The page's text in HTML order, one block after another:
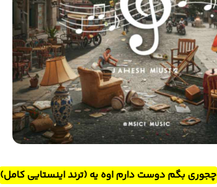
چجوری بگم دوست دارم اوه یه (ترند اینستایی کامل)